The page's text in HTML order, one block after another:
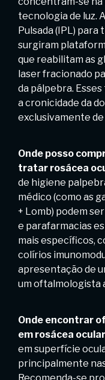
tecnologia de luz.
Pulsada (IPL) para
surgiram
que reabilitam as
laser fracionado
da pálpebra.
a cronicidade da
exclusivamente
Onde posso
tratar rosácea
de higiene
médico (como as
+ Lomb) podem
e parafarmacias
mais específicos,
colírios
apresentação de
um oftalmologista
Onde encontrar
em rosácea
em superfície
principalmente